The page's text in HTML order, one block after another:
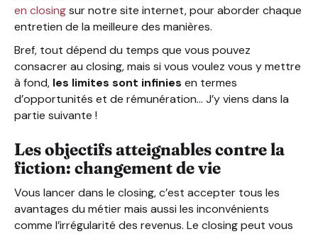
en closingsur notre site internet, pour aborder chaque
entretien de la meilleure des manières.
Bref, tout dépend du temps que vous pouvez
consacrer au closing, mais si vous voulez vous y mettre
à fond, les limites sont infinies en termes
d’opportunités et de rémunération… J’y viens dans la
partie suivante !
Les objectifs atteignables contre la
fiction: changement de vie
Vous lancer dans le closing, c’est accepter tous les
avantages du métier mais aussi les inconvénients
comme l’irrégularité des revenus. Le closing peut vous